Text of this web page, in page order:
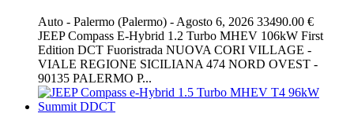
Auto - Palermo (Palermo) - Agosto 6, 2026 33490.00 €
JEEP Compass E-Hybrid 1.2 Turbo MHEV 106kW First
Edition DCT Fuoristrada NUOVA CORI VILLAGE -
VIALE REGIONE SICILIANA 474 NORD OVEST -
90135 PALERMO P...